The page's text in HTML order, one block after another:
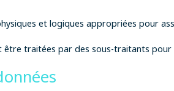
et logiques appropriées pour
être traitées par des sous-traitants